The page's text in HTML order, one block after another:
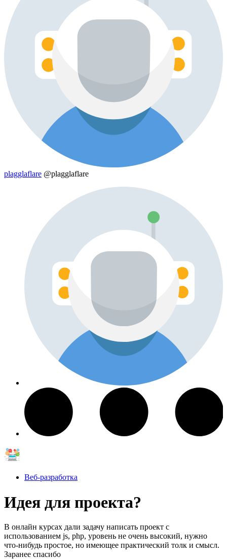
plagglaflare @plagglaflare
Веб-разработка
Идея для проекта?
В онлайн курсах дали задачу написать проект с
использованием js, php, уровень не очень высокий, нужно
что-нибудь простое, но имеющее практический толк и смысл.
Заранее спасибо